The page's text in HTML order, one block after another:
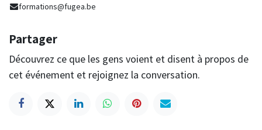
formations@fugea.be
Partager
Découvrez ce que les gens voient et disent à propos de
cet événement et rejoignez la conversation.